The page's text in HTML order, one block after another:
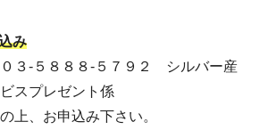
み
０３-５８８８-５７９２ シルバー産
スプレゼント係
上、お申込み下さい。